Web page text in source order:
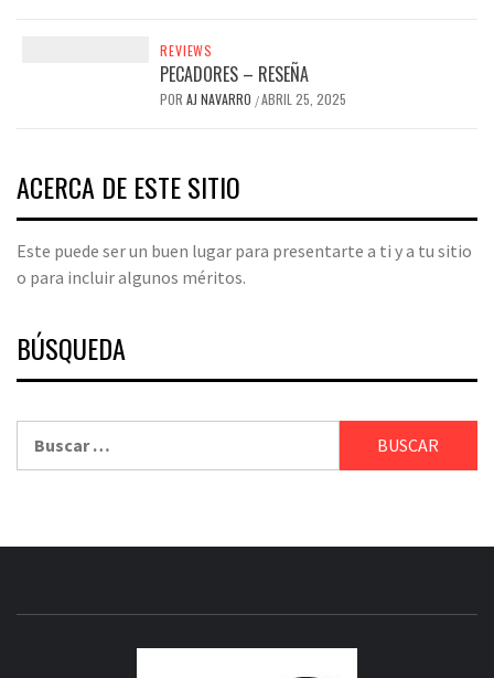
REVIEWS
PECADORES – RESEÑA
POR AJ NAVARRO /ABRIL 25, 2025
ACERCA DE ESTE SITIO
Este puede ser un buen lugar para presentarte a ti y a tu sitio
o para incluir algunos méritos.
BÚSQUEDA